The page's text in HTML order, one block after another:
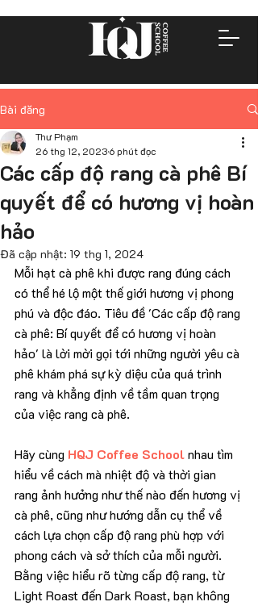
Bài đăng
Các cấp độ rang cà phê Bí
quyết để có hương vị hoàn
hảo
Thư Phạm
26 thg 12, 20236 phút đọc
Đã cập nhật: 19 thg 1, 2024
Mỗi hạt cà phê khi được rang đúng cách
có thể hé lộ một thế giới hương vị phong
phú và độc đáo. Tiêu đề 'Các cấp độ rang
cà phê: Bí quyết để có hương vị hoàn
hảo' là lời mời gọi tới những người yêu cà
phê khám phá sự kỳ diệu của quá trình
rang và khẳng định về tầm quan trọng
của việc rang cà phê.
Hãy cùng HQJ Coffee School nhau tìm
hiểu về cách mà nhiệt độ và thời gian
rang ảnh hưởng như thế nào đến hương vị
cà phê, cũng như hướng dẫn cụ thể về
cách lựa chọn cấp độ rang phù hợp với
phong cách và sở thích của mỗi người.
Bằng việc hiểu rõ từng cấp độ rang, từ
Light Roast đến Dark Roast, bạn không